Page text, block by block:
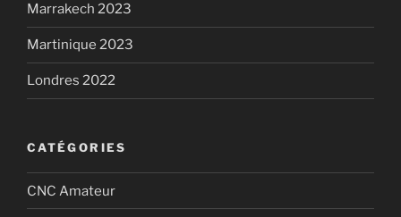
Marrakech 2023
Martinique 2023
Londres 2022
CATÉGORIES
CNC Amateur